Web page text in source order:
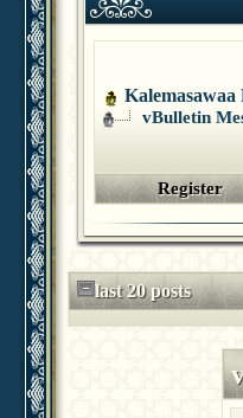
vBulletin
Register
last 20 posts